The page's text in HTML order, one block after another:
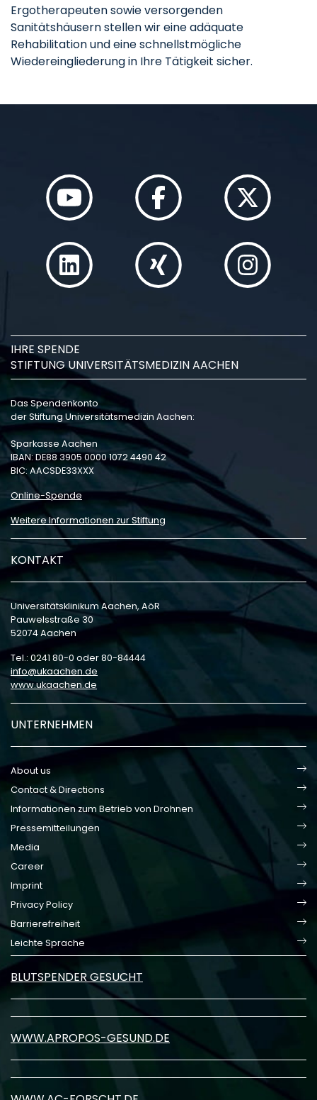
Ergotherapeuten sowie versorgenden
Sanitätshäusern stellen wir eine adäquate
Rehabilitation und eine schnellstmögliche
Wiedereingliederung in Ihre Tätigkeit sicher.
IHRE SPENDE
STIFTUNG UNIVERSITÄTSMEDIZIN AACHEN
Das Spendenkonto
der Stiftung Universitätsmedizin Aachen:
Sparkasse Aachen
IBAN: DE88 3905 0000 1072 4490 42
BIC: AACSDE33XXX
Online-Spende
Weitere Informationen zur Stiftung
KONTAKT
Universitätsklinikum Aachen, AöR
Pauwelsstraße 30
52074 Aachen
Tel.: 0241 80-0 oder 80-84444
info
ukaachen de
www.ukaachen.de
UNTERNEHMEN
About us
Contact & Directions
Informationen zum Betrieb von Drohnen
Pressemitteilungen
Media
Career
Imprint
Privacy Policy
Barrierefreiheit
Leichte Sprache
BLUTSPENDER GESUCHT
WWW.APROPOS-GESUND.DE